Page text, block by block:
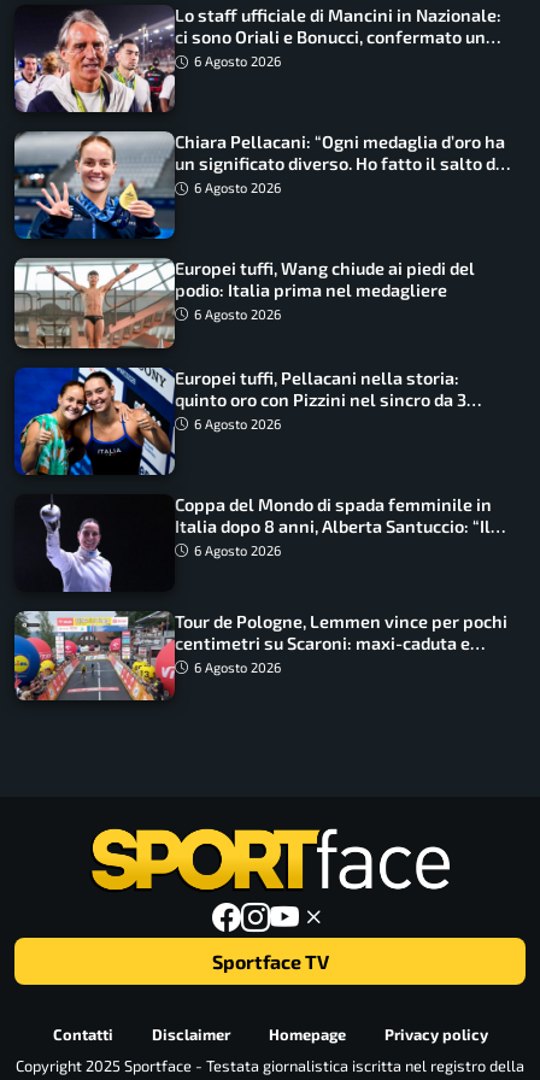
Lo staff ufficiale di Mancini in Nazionale:
ci sono Oriali e Bonucci, confermato un
ritorno
6 Agosto 2026
Chiara Pellacani: “Ogni medaglia d’oro ha
un significato diverso. Ho fatto il salto di
qualità”
6 Agosto 2026
Europei tuffi, Wang chiude ai piedi del
podio: Italia prima nel medagliere
6 Agosto 2026
Europei tuffi, Pellacani nella storia:
quinto oro con Pizzini nel sincro da 3
metri
6 Agosto 2026
Coppa del Mondo di spada femminile in
Italia dopo 8 anni, Alberta Santuccio: “Il
lavoro dà sempre i suoi frutti”
6 Agosto 2026
Tour de Pologne, Lemmen vince per pochi
centimetri su Scaroni: maxi-caduta e
tappa accorciata
6 Agosto 2026
Sportface TV
Contatti Disclaimer Homepage
Privacy policy
Copyright 2025 Sportface - Testata giornalistica iscritta nel registro della